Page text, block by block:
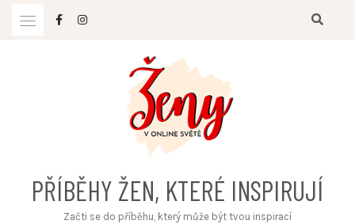
PŘÍBĚHY ŽEN, KTERÉ INSPIRUJÍ
Začti se do příběhu, který může být tvou inspirací